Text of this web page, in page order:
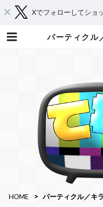
Xでフォローしてショ
HOME パーティクル／キ